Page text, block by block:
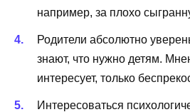
например, за плохо
Родители абсолютно
знают, что нужно детям.
интересует, только
Интересоваться